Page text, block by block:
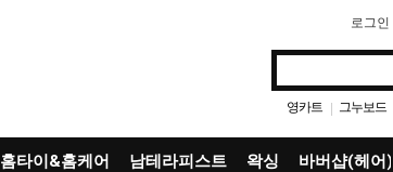
로그인
영카트 | 그누보드
홈타이&홈케어 남테라피스트 왁싱 바버샵(헤어)